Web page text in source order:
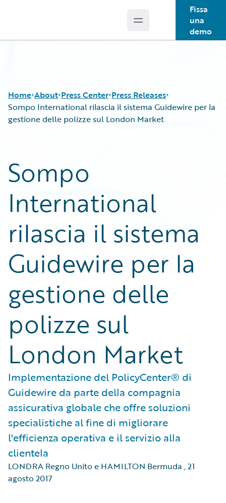
Open main menu
Fissa
una
demo
Home About Press Center Press Releases
Sompo International rilascia il sistema Guidewire per la
gestione delle polizze sul London Market
Sompo
International
rilascia il sistema
Guidewire per la
gestione delle
polizze sul
London Market
Implementazione del PolicyCenter® di
Guidewire da parte della compagnia
assicurativa globale che offre soluzioni
specialistiche al fine di migliorare
l'efficienza operativa e il servizio alla
clientela
LONDRA Regno Unito e HAMILTON Bermuda ,21
agosto 2017